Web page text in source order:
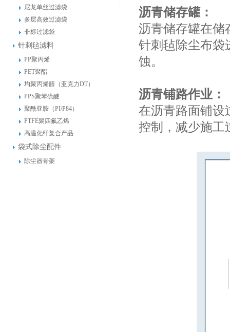
尼龙单丝过滤袋
多层高效过滤袋
非标过滤袋
针刺毡滤料
PP聚丙烯
PET聚酯
均聚丙烯腈（亚克力DT）
PPS聚苯硫醚
聚酰亚胺（PI/P84）
PTFE聚四氟乙烯
高温化纤复合产品
袋式除尘配件
除尘器骨架
沥青储存罐：
沥青储存罐在储
针刺毡除尘布袋
蚀。
沥青铺路作业：
在沥青路面铺设
控制，减少施工